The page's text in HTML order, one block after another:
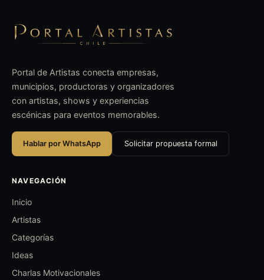
Portal de Artistas conecta empresas,
municipios, productoras y organizadores
con artistas, shows y experiencias
escénicas para eventos memorables.
Hablar por WhatsApp Solicitar propuesta formal
NAVEGACIÓN
Inicio
Artistas
Categorías
Ideas
Charlas Motivacionales